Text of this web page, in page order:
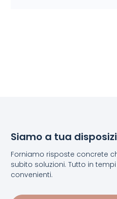
Siamo a tua
Forniamo risposte concrete
subito soluzioni. Tutto in
convenienti.